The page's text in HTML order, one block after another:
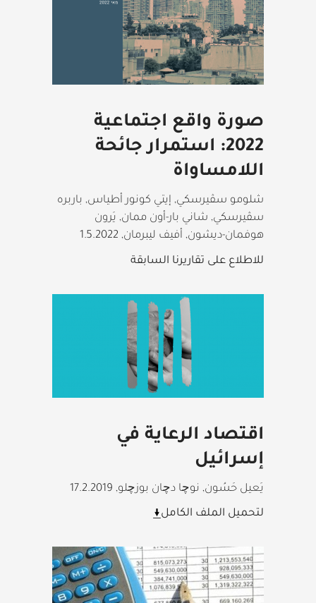
صورة واقع اجتماعية
2022: استمرار جائحة
اللامساواة
شلومو سڤيرسكي, إيتي كونور أطياس, باربره
سڤيرسكي, شاني بار-أون ممان, يَرون
هوفمان-ديشون, أفيف ليبرمان,
1.5.2022
للاطلاع على تقاريرنا السابقة
اقتصاد الرعاية في
إسرائيل
يَعيل حَسُون, نوچا دچان بوزچلو,
17.2.2019
لتحميل الملف الكامل